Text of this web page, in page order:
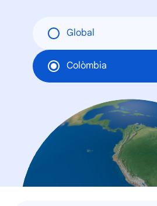
Global
Colòmbia